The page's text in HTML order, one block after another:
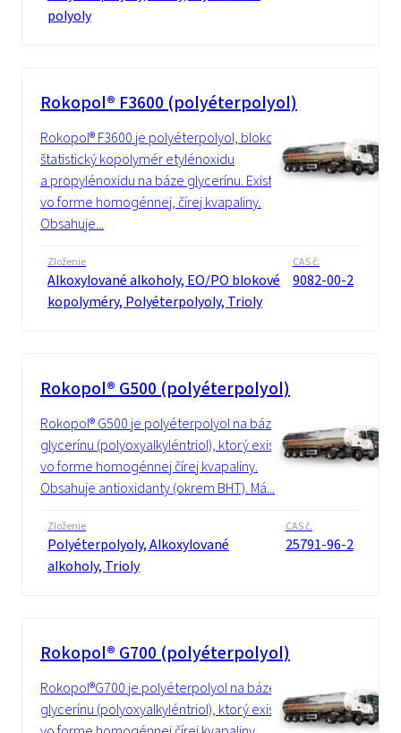
polyoly
Rokopol® F3600 (polyéterpolyol)
Rokopol® F3600 je polyéterpolyol, blokový/
štatistický kopolymér etylénoxidu
a propylénoxidu na báze glycerínu. Existuje
vo forme homogénnej, čírej kvapaliny.
Obsahuje...
Zloženie
Alkoxylované alkoholy, EO/PO blokové
kopolyméry, Polyéterpolyoly, Trioly
CAS č.
9082-00-2
Rokopol® G500 (polyéterpolyol)
Rokopol® G500 je polyéterpolyol na báze
glycerínu (polyoxyalkyléntriol), ktorý existuje
vo forme homogénnej čírej kvapaliny.
Obsahuje antioxidanty (okrem BHT). Má...
Zloženie
Polyéterpolyoly, Alkoxylované
alkoholy, Trioly
CAS č.
25791-96-2
Rokopol® G700 (polyéterpolyol)
Rokopol®G700 je polyéterpolyol na báze
glycerínu (polyoxyalkyléntriol), ktorý existuje